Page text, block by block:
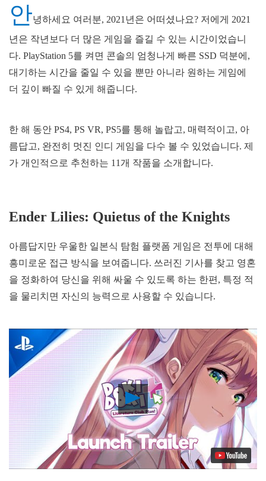
안녕하세요 여러분, 2021년은 어떠셨나요? 저에게 2021
년은 작년보다 더 많은 게임을 즐길 수 있는 시간이었습니
다. PlayStation 5를 켜면 콘솔의 엄청나게 빠른 SSD 덕분에,
대기하는 시간을 줄일 수 있을 뿐만 아니라 원하는 게임에
더 깊이 빠질 수 있게 해줍니다.
한 해 동안 PS4, PS VR, PS5를 통해 놀랍고, 매력적이고, 아
름답고, 완전히 멋진 인디 게임을 다수 볼 수 있었습니다. 제
가 개인적으로 추천하는 11개 작품을 소개합니다.
Ender Lilies: Quietus of the Knights
아름답지만 우울한 일본식 탐험 플랫폼 게임은 전투에 대해
흥미로운 접근 방식을 보여줍니다. 쓰러진 기사를 찾고 영혼
을 정화하여 당신을 위해 싸울 수 있도록 하는 한편, 특정 적
을 물리치면 자신의 능력으로 사용할 수 있습니다.
Play
Video